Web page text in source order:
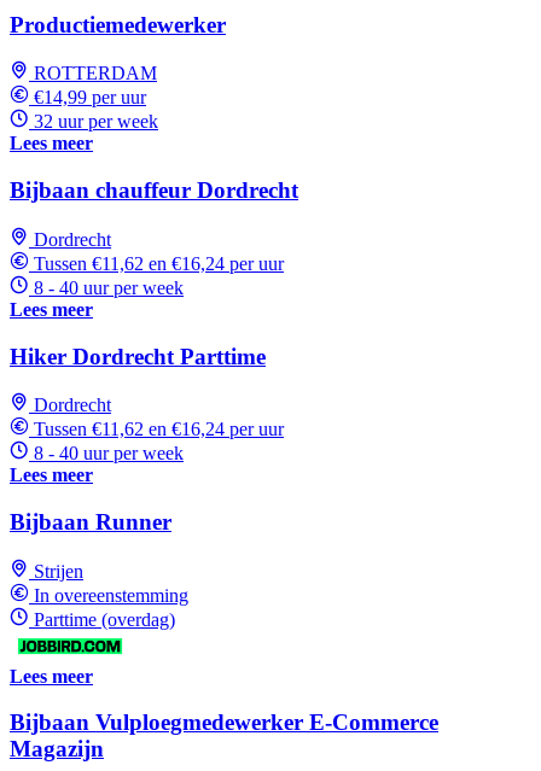
Productiemedewerker
ROTTERDAM
€14,99 per uur
32 uur per week
Lees meer
Bijbaan chauffeur Dordrecht
Dordrecht
Tussen €11,62 en €16,24 per uur
8 - 40 uur per week
Lees meer
Hiker Dordrecht Parttime
Dordrecht
Tussen €11,62 en €16,24 per uur
8 - 40 uur per week
Lees meer
Bijbaan Runner
Strijen
In overeenstemming
Parttime (overdag)
Lees meer
Bijbaan Vulploegmedewerker E-Commerce
Magazijn